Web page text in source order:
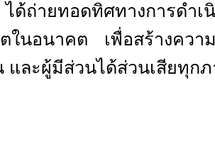
ได้ถ่ายทอดทิศทางการดำเ
ตในอนาคต เพื่อสร้างคว
และผู้มีส่วนได้ส่วนเสียทุก